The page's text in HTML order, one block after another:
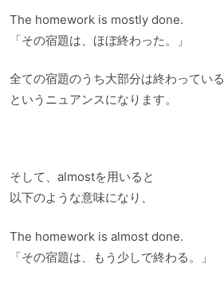
The homework is mostly done.
「その宿題は、ほぼ終わった。」
全ての宿題のうち大部分は終わっている
というニュアンスになります。
そして、almostを用いると
以下のような意味になり、
The homework is almost done.
「その宿題は、もう少しで終わる。」